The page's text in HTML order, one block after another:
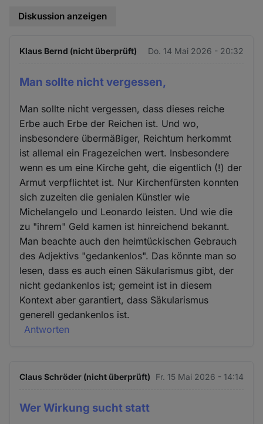
Diskussion anzeigen
Klaus Bernd (nicht überprüft) Do. 14 Mai 2026 - 20:32
Man sollte nicht vergessen,
Man sollte nicht vergessen, dass dieses reiche
Erbe auch Erbe der Reichen ist. Und wo,
insbesondere übermäßiger, Reichtum herkommt
ist allemal ein Fragezeichen wert. Insbesondere
wenn es um eine Kirche geht, die eigentlich (!) der
Armut verpflichtet ist. Nur Kirchenfürsten konnten
sich zuzeiten die genialen Künstler wie
Michelangelo und Leonardo leisten. Und wie die
zu "ihrem" Geld kamen ist hinreichend bekannt.
Man beachte auch den heimtückischen Gebrauch
des Adjektivs "gedankenlos". Das könnte man so
lesen, dass es auch einen Säkularismus gibt, der
nicht gedankenlos ist; gemeint ist in diesem
Kontext aber garantiert, dass Säkularismus
generell gedankenlos ist.
Antworten
Claus Schröder (nicht überprüft) Fr. 15 Mai 2026 - 14:14
Wer Wirkung sucht statt